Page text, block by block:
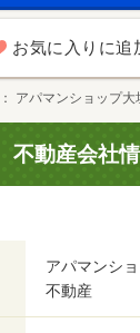
お気に入りに追
アパマンショップ
不動産会社
アパマンシ
不動産